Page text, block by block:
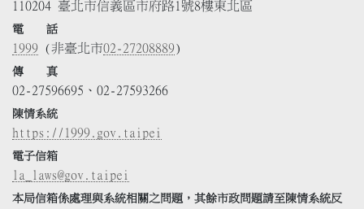
110204 臺北市信義區市府路1號8樓東北區
電 話
1999 (非臺北市02-27208889)
傳 真
02-27596695、02-27593266
陳情系統
https://1999.gov.taipei
電子信箱
la_laws@gov.taipei
本局信箱係處理與系統相關之問題，其餘市政問題請至陳情系統反